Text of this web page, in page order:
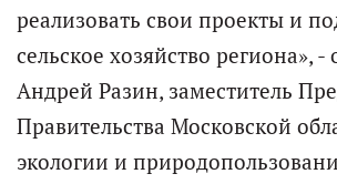
реализовать свои проекты и
сельское хозяйство региона», -
Андрей Разин, заместитель
Правительства Московской
экологии и